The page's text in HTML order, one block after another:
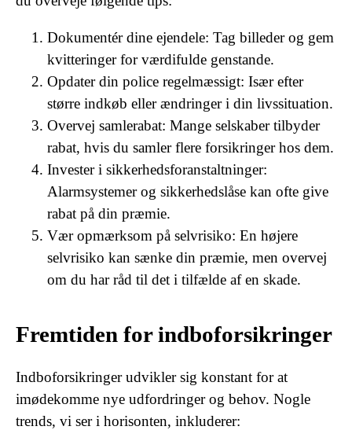
Dokumentér dine ejendele: Tag billeder og gem
kvitteringer for værdifulde genstande.
Opdater din police regelmæssigt: Især efter
større indkøb eller ændringer i din livssituation.
Overvej samlerabat: Mange selskaber tilbyder
rabat, hvis du samler flere forsikringer hos dem.
Invester i sikkerhedsforanstaltninger:
Alarmsystemer og sikkerhedslåse kan ofte give
rabat på din præmie.
Vær opmærksom på selvrisiko: En højere
selvrisiko kan sænke din præmie, men overvej
om du har råd til det i tilfælde af en skade.
Fremtiden for indboforsikringer
Indboforsikringer udvikler sig konstant for at
imødekomme nye udfordringer og behov. Nogle
trends, vi ser i horisonten, inkluderer: